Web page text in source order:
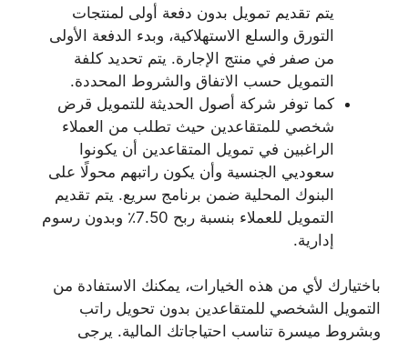
يتم تقديم تمويل بدون دفعة أولى لمنتجات
التورق والسلع الاستهلاكية، وبدء الدفعة الأولى
من صفر في منتج الإجارة. يتم تحديد كلفة
التمويل حسب الاتفاق والشروط المحددة.
كما توفر شركة أصول الحديثة للتمويل قرض
شخصي للمتقاعدين حيث تطلب من العملاء
الراغبين في تمويل المتقاعدين أن يكونوا
سعوديي الجنسية وأن يكون راتبهم محولًا على
البنوك المحلية ضمن برنامج سريع. يتم تقديم
التمويل للعملاء بنسبة ربح 7.50٪ وبدون رسوم
إدارية.
باختيارك لأي من هذه الخيارات، يمكنك الاستفادة من
التمويل الشخصي للمتقاعدين بدون تحويل راتب
وبشروط ميسرة تناسب احتياجاتك المالية. يرجى